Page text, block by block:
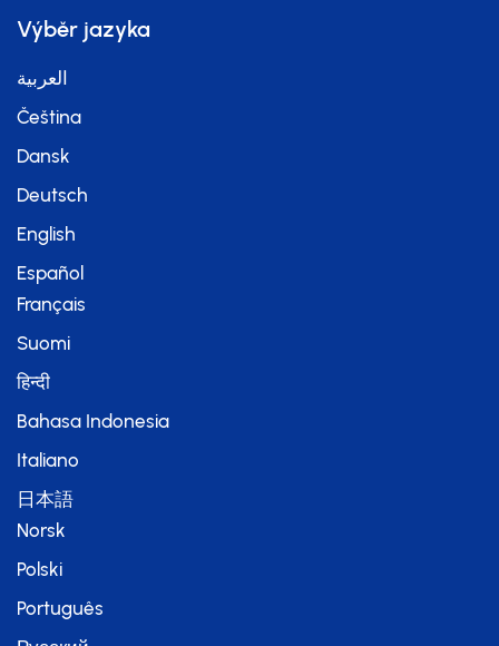
Výběr jazyka
العربية
Čeština
Dansk
Deutsch
English
Español
Français
Suomi
हिन्दी
Bahasa Indonesia
Italiano
日本語
Norsk
Polski
Português